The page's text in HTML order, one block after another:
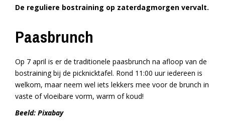
De reguliere bostraining op zaterdagmorgen vervalt.
Paasbrunch
Op 7 april is er de traditionele paasbrunch na afloop van de
bostraining bij de picknicktafel. Rond 11:00 uur iedereen is
welkom, maar neem wel iets lekkers mee voor de brunch in
vaste of vloeibare vorm, warm of koud!
Beeld: Pixabay